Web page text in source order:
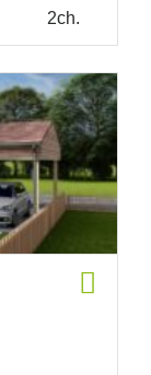
2ch.